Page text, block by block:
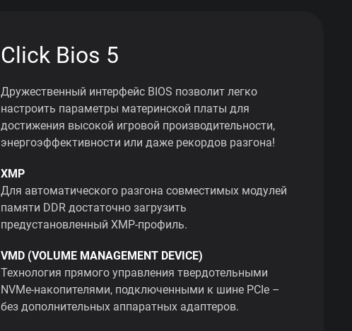
Click Bios 5
Дружественный интерфейс BIOS позволит легко
настроить параметры материнской платы для
достижения высокой игровой производительности,
энергоэффективности или даже рекордов разгона!
XMP
Для автоматического разгона совместимых модулей
памяти DDR достаточно загрузить
предустановленный XMP-профиль.
VMD (VOLUME MANAGEMENT DEVICE)
Технология прямого управления твердотельными
NVMe-накопителями, подключенными к шине PCIe –
без дополнительных аппаратных адаптеров.